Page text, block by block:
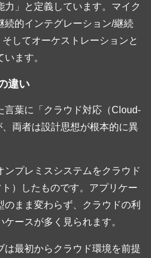
力」と定義しています。マイク
続的インテグレーション/継続
してオーケストレーションと
ます。
違い
言葉に「クラウド対応（Cloud-
両者は設計思想が根本的に異
ンプレミスシステムをクラウド
）したものです。アプリケー
のまま変わらず、クラウドの利
ースが多く見られます。
は最初からクラウド環境を前提